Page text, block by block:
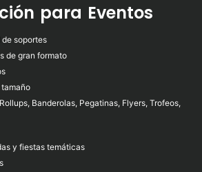
para Eventos
soportes
de gran formato
Banderolas, Pegatinas, Flyers, Trofeos,
y fiestas temáticas